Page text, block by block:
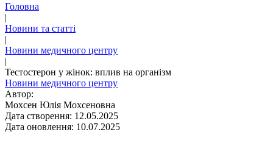
Головна
|
Новини та статті
|
Новини медичного центру
|
Тестостерон у жінок: вплив на організм
Новини медичного центру
Автор:
Мохсен Юлія Мохсеновна
Дата створення: 12.05.2025
Дата оновлення: 10.07.2025